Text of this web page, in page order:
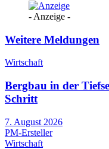
- Anzeige -
Weitere Meldungen
Wirtschaft
Bergbau in der
Schritt
7. August 2026
PM-Ersteller
Wirtschaft